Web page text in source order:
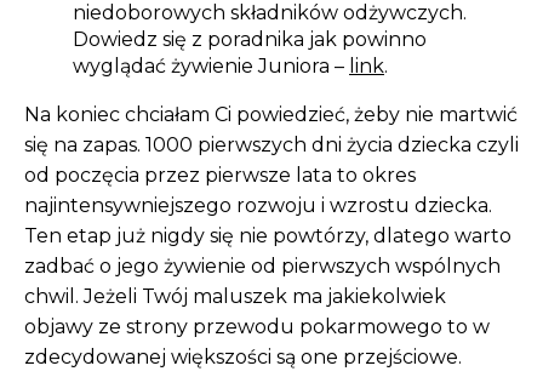
niedoborowych składników odżywczych.
Dowiedz się z poradnika jak powinno
wyglądać żywienie Juniora – link.
Na koniec chciałam Ci powiedzieć, żeby nie martwić
się na zapas. 1000 pierwszych dni życia dziecka czyli
od poczęcia przez pierwsze lata to okres
najintensywniejszego rozwoju i wzrostu dziecka.
Ten etap już nigdy się nie powtórzy, dlatego warto
zadbać o jego żywienie od pierwszych wspólnych
chwil. Jeżeli Twój maluszek ma jakiekolwiek
objawy ze strony przewodu pokarmowego to w
zdecydowanej większości są one przejściowe.